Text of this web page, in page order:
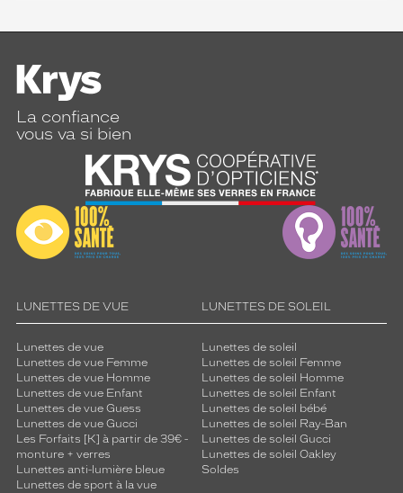
La confiance
vous va si bien
LUNETTES DE VUE
Lunettes de vue
Lunettes de vue Femme
Lunettes de vue Homme
Lunettes de vue Enfant
Lunettes de vue Guess
Lunettes de vue Gucci
Les Forfaits [K] à partir de 39€ -
monture + verres
Lunettes anti-lumière bleue
Lunettes de sport à la vue
LUNETTES DE SOLEIL
Lunettes de soleil
Lunettes de soleil Femme
Lunettes de soleil Homme
Lunettes de soleil Enfant
Lunettes de soleil bébé
Lunettes de soleil Ray-Ban
Lunettes de soleil Gucci
Lunettes de soleil Oakley
Soldes